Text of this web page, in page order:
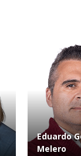
Eduardo
Melero